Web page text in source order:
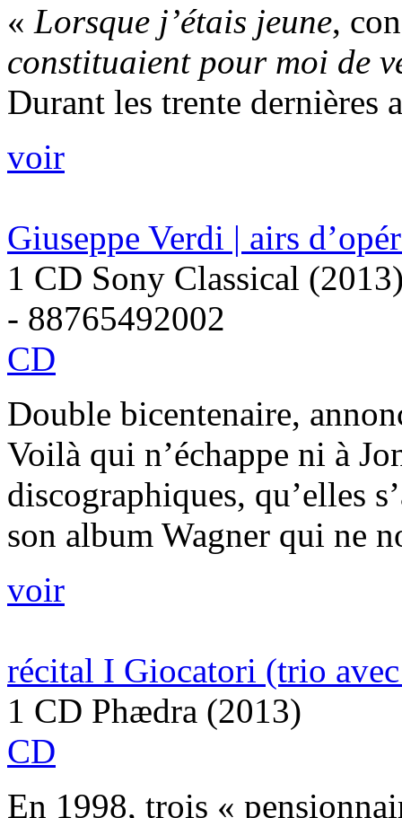
« Lorsque j’étais jeune,
constituaient pour moi de
Durant les trente dernières
voir
Giuseppe Verdi | airs
1 CD Sony Classical
- 88765492002
CD
Double bicentenaire,
Voilà qui n’échappe ni à
discographiques, qu’elles
son album Wagner qui ne
voir
récital I Giocatori (trio
1 CD Phædra (2013)
CD
En 1998, trois «